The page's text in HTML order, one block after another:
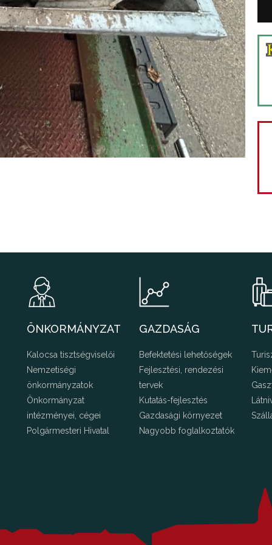
ÖNKORMÁNYZAT
Kalocsa tisztségviselői
Nemzetiségi
önkormányzatok
Önkormányzat
intézményei, cégei
Polgármesteri Hivatal
GAZDASÁG
Befektetési lehetőségek
Fejlesztési, rendezési
tervek
Kutatás-fejlesztés
Gazdasági környezet
Nagyobb foglalkoztatók